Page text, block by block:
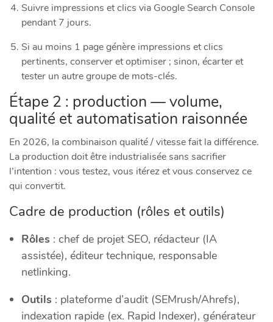
Suivre impressions et clics via Google Search Console
pendant 7 jours.
Si au moins 1 page génère impressions et clics
pertinents, conserver et optimiser ; sinon, écarter et
tester un autre groupe de mots-clés.
Étape 2 : production — volume,
qualité et automatisation raisonnée
En 2026, la combinaison qualité / vitesse fait la différence.
La production doit être industrialisée sans sacrifier
l’intention : vous testez, vous itérez et vous conservez ce
qui convertit.
Cadre de production (rôles et outils)
Rôles : chef de projet SEO, rédacteur (IA
assistée), éditeur technique, responsable
netlinking.
Outils : plateforme d’audit (SEMrush/Ahrefs),
indexation rapide (ex. Rapid Indexer), générateur